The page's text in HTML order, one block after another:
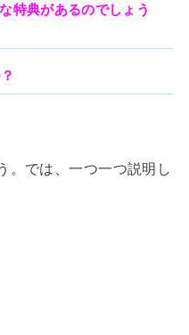
特典があるのでしょう
。では、一つ一つ説明し